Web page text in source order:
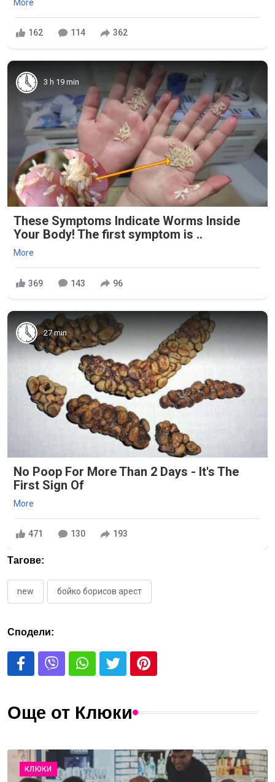
More
162 114 362
3 h 19 min
These Symptoms Indicate Worms Inside
Your Body! The first symptom is ..
More
369 143 96
27 min
No Poop For More Than 2 Days - It's The
First Sign Of
More
471 130 193
Тагове:
new бойко борисов арест
Сподели:
Още от Клюки
КЛЮКИ